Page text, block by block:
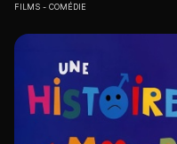
FILMS COMÉDIE